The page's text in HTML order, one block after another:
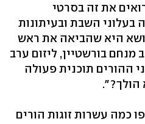
את זה בסרטי
בעלוני השבת ובעיתונות
היא שהביאה את ראש
מנחם בורשטיין, ליזום ערב
ההורים תוכנית פעולה
כמה עשרות זוגות הורים